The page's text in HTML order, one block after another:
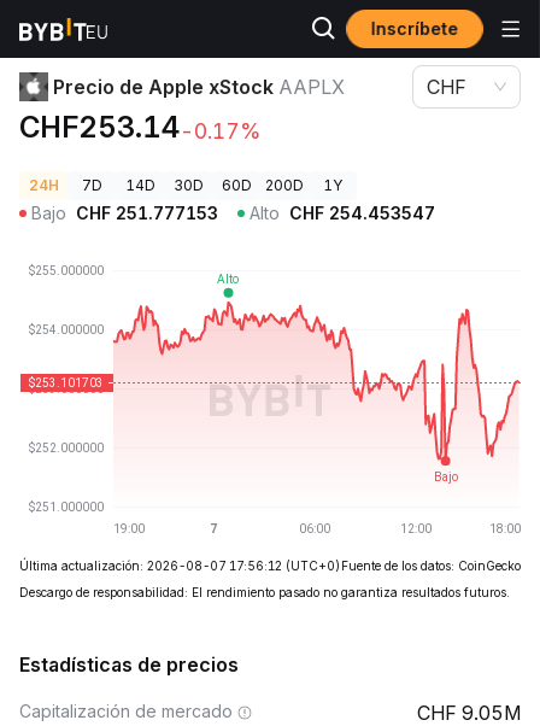
Inscríbete
Precios de Criptomonedas Precio de Apple xStock AAPLX
Precio de Apple xStock AAPLX
CHF253.14-0.17%
CHF
24H 7D 14D 30D 60D 200D 1Y
Bajo CHF 251.777153 Alto CHF 254.453547
Última actualización: 2026-08-07 17:56:12 (UTC+0) Fuente de los datos: CoinGecko
Descargo de responsabilidad: El rendimiento pasado no garantiza resultados futuros.
Estadísticas de precios
Capitalización de mercado 9.05M